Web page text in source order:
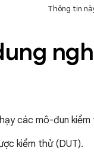
Thông tin
các mô-đun kiểm
kiểm thử (DUT).